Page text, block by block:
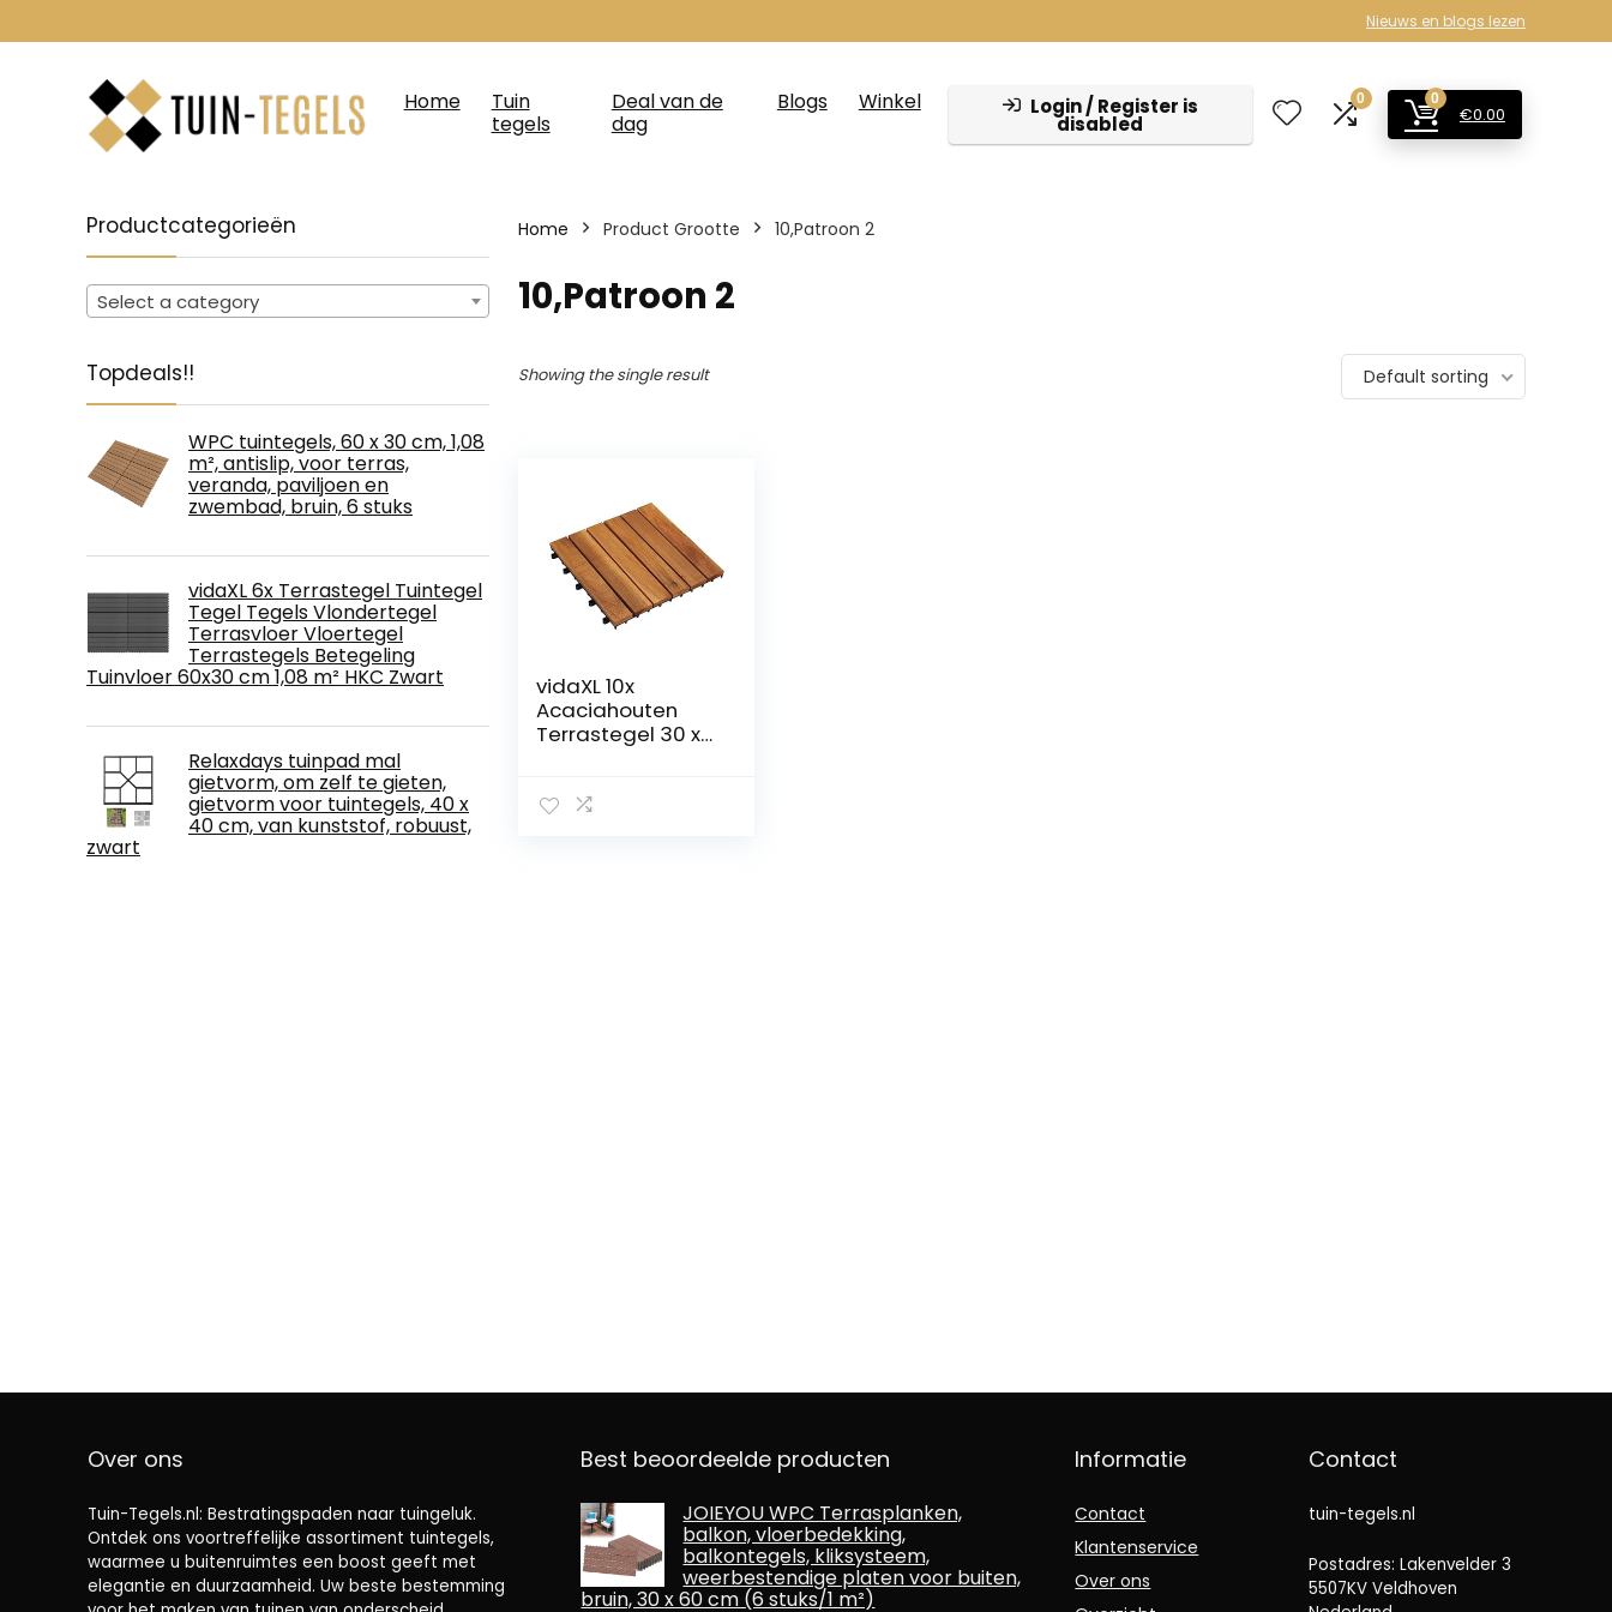
Nieuws en blogs lezen
Home
Tuin
tegels
Deal van de
dag
Blogs Winkel Login / Register is
disabled
0 0
€0.00
Productcategorieën
Select a category
Topdeals!!
WPC tuintegels, 60 x 30 cm, 1,08
m², antislip, voor terras,
veranda, paviljoen en
zwembad, bruin, 6 stuks
vidaXL 6x Terrastegel Tuintegel
Tegel Tegels Vlondertegel
Terrasvloer Vloertegel
Terrastegels Betegeling
Tuinvloer 60x30 cm 1,08 m² HKC Zwart
Relaxdays tuinpad mal
gietvorm, om zelf te gieten,
gietvorm voor tuintegels, 40 x
40 cm, van kunststof, robuust,
zwart
Home Product Grootte ‎10,Patroon 2
‎10,Patroon 2
Showing the single result Default sorting
vidaXL 10x
Acaciahouten
Terrastegel 30 x
Tegel
Over ons
Tuin-Tegels.nl: Bestratingspaden naar tuingeluk.
Ontdek ons ​​voortreffelijke assortiment tuintegels,
waarmee u buitenruimtes een boost geeft met
elegantie en duurzaamheid. Uw beste bestemming
Best beoordeelde producten
JOIEYOU WPC Terrasplanken,
balkon, vloerbedekking,
balkontegels, kliksysteem,
weerbestendige platen voor buiten,
bruin, 30 x 60 cm (6 stuks/1 m²)
Informatie
Contact
Klantenservice
Over ons
Contact
tuin-tegels.nl
Postadres: Lakenvelder 3
5507KV Veldhoven